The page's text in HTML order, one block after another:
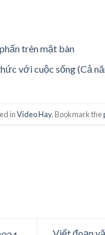
trên mặt bàn
với cuộc sống (Cả
inVideo Hay. Bookmark the